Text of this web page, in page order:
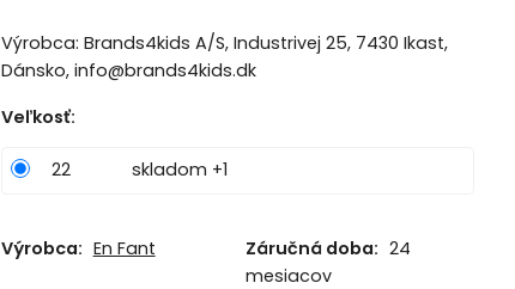
Výrobca: Brands4kids A/S, Industrivej 25, 7430 Ikast,
Dánsko, info@brands4kids.dk
Veľkosť:
22 skladom +1
Výrobca: En Fant Záručná doba: 24
mesiacov